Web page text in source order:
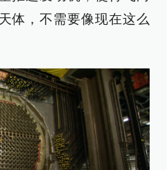
体，不需要像现在这么